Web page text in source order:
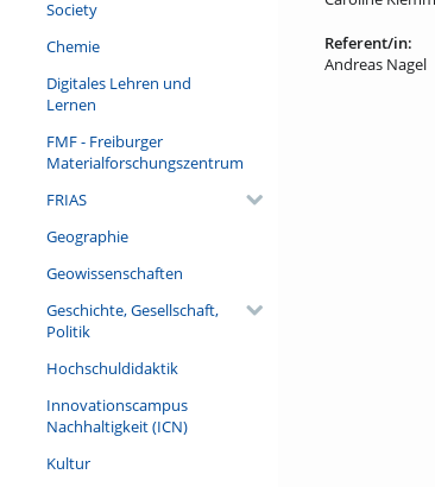
Society
Chemie
Digitales Lehren und
Lernen
FMF - Freiburger
Materialforschungszentrum
FRIAS
Geographie
Geowissenschaften
Geschichte, Gesellschaft,
Politik
Hochschuldidaktik
Innovationscampus
Nachhaltigkeit (ICN)
Kultur
Referent/in:
Andreas Nagel